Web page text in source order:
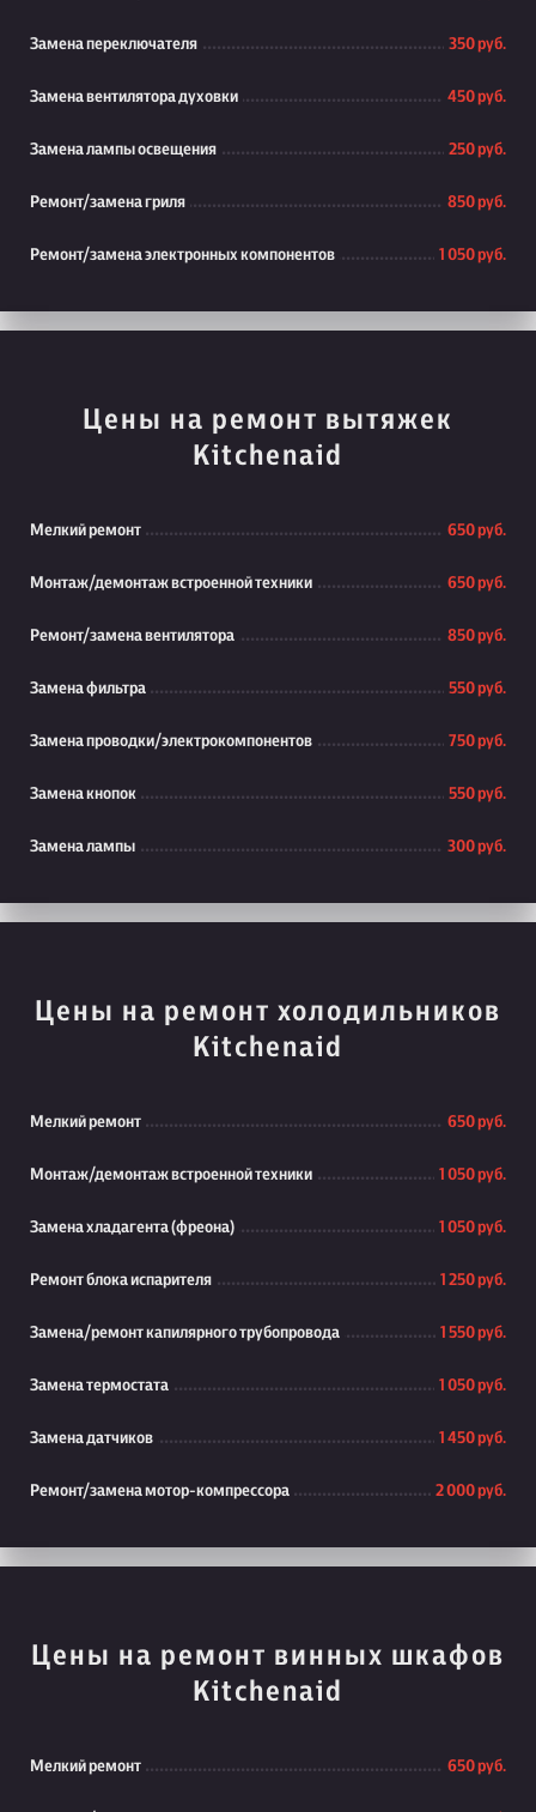
Замена переключателя 350 руб.
Замена вентилятора духовки 450 руб.
Замена лампы освещения 250 руб.
Ремонт/замена гриля 850 руб.
Ремонт/замена электронных компонентов 1 050 руб.
Цены на ремонт вытяжек
Kitchenaid
Мелкий ремонт 650 руб.
Монтаж/демонтаж встроенной техники 650 руб.
Ремонт/замена вентилятора 850 руб.
Замена фильтра 550 руб.
Замена проводки/электрокомпонентов 750 руб.
Замена кнопок 550 руб.
Замена лампы 300 руб.
Цены на ремонт холодильников
Kitchenaid
Мелкий ремонт 650 руб.
Монтаж/демонтаж встроенной техники 1 050 руб.
Замена хладагента (фреона) 1 050 руб.
Ремонт блока испарителя 1 250 руб.
Замена/ремонт капилярного трубопровода 1 550 руб.
Замена термостата 1 050 руб.
Замена датчиков 1 450 руб.
Ремонт/замена мотор-компрессора 2 000 руб.
Цены на ремонт винных шкафов
Kitchenaid
Мелкий ремонт 650 руб.